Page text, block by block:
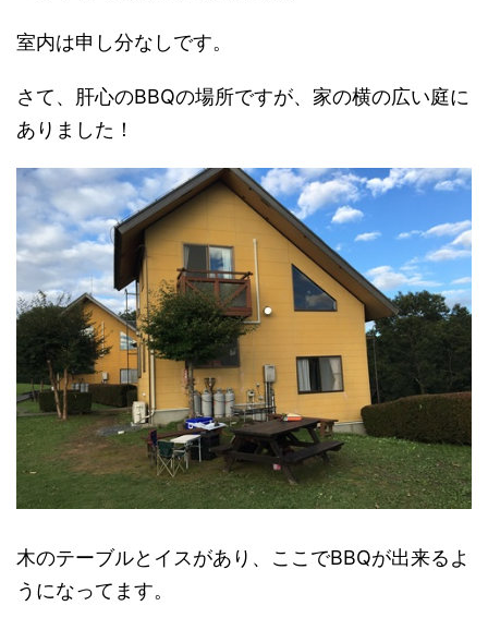
室内は申し分なしです。
さて、肝心のBBQの場所ですが、家の横の広い庭に
ありました！
木のテーブルとイスがあり、ここでBBQが出来るよ
うになってます。